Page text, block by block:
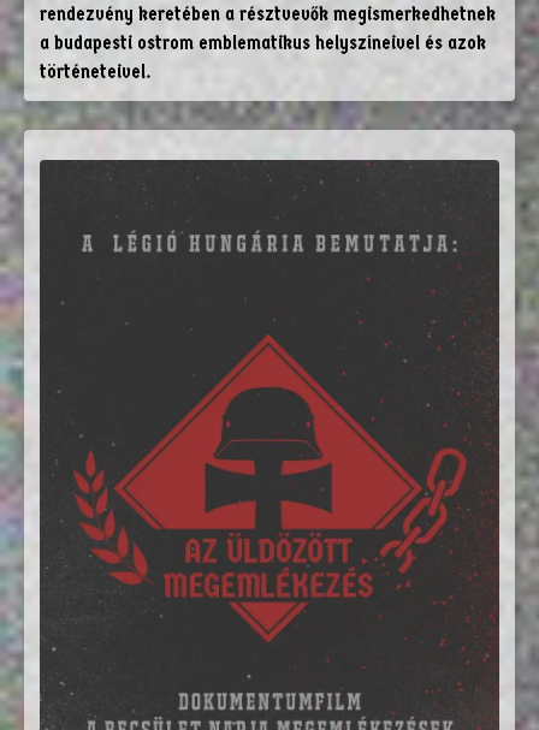
rendezvény keretében a résztvevők megismerkedhetnek
a budapesti ostrom emblematikus helyszíneivel és azok
történeteivel.